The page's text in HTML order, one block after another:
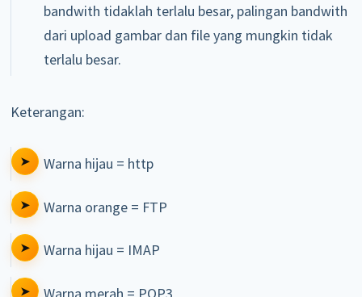
bandwith tidaklah terlalu besar, palingan bandwith
dari upload gambar dan file yang mungkin tidak
terlalu besar.
Keterangan:
Warna hijau = http
Warna orange = FTP
Warna hijau = IMAP